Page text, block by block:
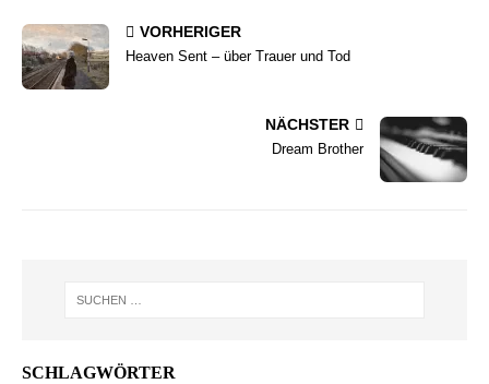
VORHERIGER
Heaven Sent – über Trauer und Tod
NÄCHSTER
Dream Brother
SCHLAGWÖRTER